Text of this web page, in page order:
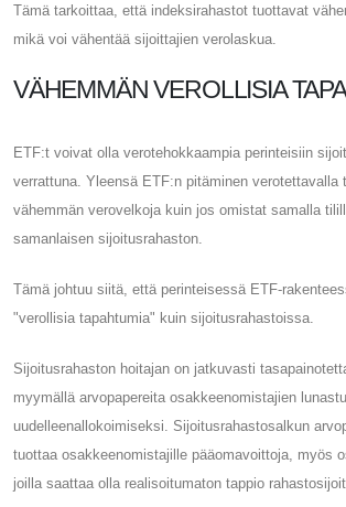
Tämä tarkoittaa, että indeksirahastot tuottavat
mikä voi vähentää sijoittajien verolaskua.
VÄHEMMÄN VEROLLISIA
ETF:t voivat olla verotehokkaampia perinteisiin
verrattuna. Yleensä ETF:n pitäminen verotettavalla
vähemmän verovelkoja kuin jos omistat samalla
samanlaisen sijoitusrahaston.
Tämä johtuu siitä, että perinteisessä ETF-
"verollisia tapahtumia" kuin sijoitusrahastoissa.
Sijoitusrahaston hoitajan on jatkuvasti
myymällä arvopapereita osakkeenomistajien
uudelleenallokoimiseksi. Sijoitusrahastosalkun
tuottaa osakkeenomistajille pääomavoittoja, myös
joilla saattaa olla realisoitumaton tappio